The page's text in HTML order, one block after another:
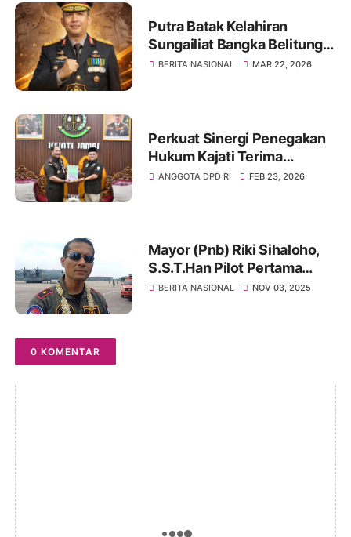
Putra Batak Kelahiran
Sungailiat Bangka Belitung
Irjen Pol Roma Hutajulu, SIK,
BERITA NASIONAL MAR 22, 2026
Perkuat Sinergi Penegakan
Hukum Kajati Terima
Audensi Anggota DPD Dapil
ANGGOTA DPD RI FEB 23, 2026
Mayor (Pnb) Riki Sihaloho,
S.S.T.Han Pilot Pertama
Terbangkan Pesawat Jenis
BERITA NASIONAL NOV 03, 2025
0 KOMENTAR